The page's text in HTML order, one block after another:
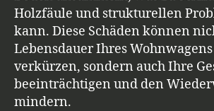
Holzfäule und strukturellen
kann. Diese Schäden können
Lebensdauer Ihres
verkürzen, sondern auch Ihre
beeinträchtigen und den
mindern.